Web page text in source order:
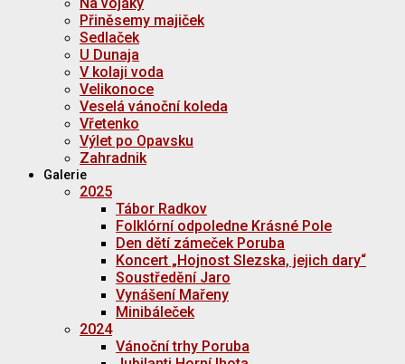
Přiněsemy majiček
Sedlaček
U Dunaja
V kolaji voda
Velikonoce
Veselá vánoční koleda
Vřetenko
Výlet po Opavsku
Zahradnik
Galerie
2025
Tábor Radkov
Folklórní odpoledne Krásné Pole
Den dětí zámeček Poruba
Koncert „Hojnost Slezska, jejich dary“
Soustředění Jaro
Vynášení Mařeny
Minibáleček
2024
Vánoční trhy Poruba